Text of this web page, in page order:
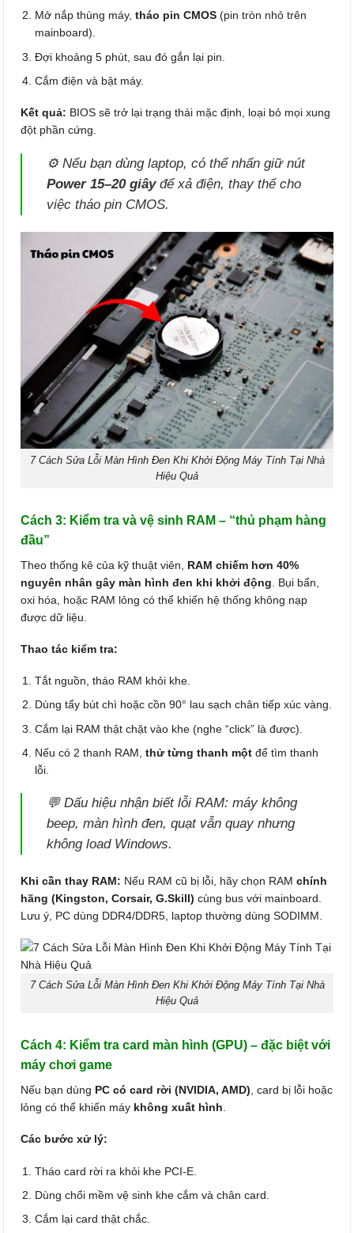
Mở nắp thùng máy,tháo pin CMOS (pin tròn nhỏ trên
mainboard).
Đợi khoảng 5 phút, sau đó gắn lại pin.
Cắm điện và bật máy.
Kết quả: BIOS sẽ trở lại trạng thái mặc định, loại bỏ mọi xung
đột phần cứng.
⚙️ Nếu bạn dùng laptop, có thể nhấn giữ nút
Power 15–20 giâyđể xả điện, thay thế cho
việc tháo pin CMOS.
7 Cách Sửa Lỗi Màn Hình Đen Khi Khởi Động Máy Tính Tại Nhà
Hiệu Quả
Cách 3: Kiểm tra và vệ sinh RAM – “thủ phạm hàng
đầu”
Theo thống kê của kỹ thuật viên, RAM chiếm hơn 40%
nguyên nhân gây màn hình đen khi khởi động . Bụi bẩn,
oxi hóa, hoặc RAM lỏng có thể khiến hệ thống không nạp
được dữ liệu.
Thao tác kiểm tra:
Tắt nguồn, tháo RAM khỏi khe.
Dùng tẩy bút chì hoặc cồn 90° lau sạch chân tiếp xúc vàng.
Cắm lại RAM thật chặt vào khe (nghe “click” là được).
Nếu có 2 thanh RAM,thử từng thanh một để tìm thanh
lỗi.
💬Dấu hiệu nhận biết lỗi RAM: máy không
beep, màn hình đen, quạt vẫn quay nhưng
không load Windows.
Khi cần thay RAM: Nếu RAM cũ bị lỗi, hãy chọn RAM chính
hãng (Kingston, Corsair, G.Skill) cùng bus với mainboard.
Lưu ý, PC dùng DDR4/DDR5, laptop thường dùng SODIMM.
7 Cách Sửa Lỗi Màn Hình Đen Khi Khởi Động Máy Tính Tại Nhà
Hiệu Quả
Cách 4: Kiểm tra card màn hình (GPU) – đặc biệt với
máy chơi game
Nếu bạn dùng PC có card rời (NVIDIA, AMD), card bị lỗi hoặc
lỏng có thể khiến máy không xuất hình.
Các bước xử lý:
Tháo card rời ra khỏi khe PCI-E.
Dùng chổi mềm vệ sinh khe cắm và chân card.
Cắm lại card thật chắc.